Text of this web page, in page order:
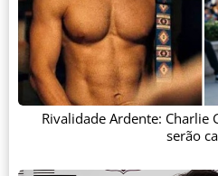
Rivalidade Ardente: Charlie
serão